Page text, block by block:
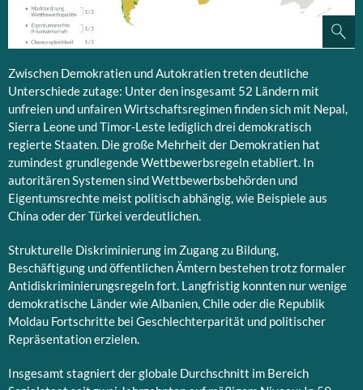
Zwischen Demokratien und Autokratien treten deutliche
Unterschiede zutage: Unter den insgesamt 52 Ländern mit
unfreien und unfairen Wirtschaftsregimen finden sich mit Nepal,
Sierra Leone und Timor-Leste lediglich drei demokratisch
regierte Staaten. Die große Mehrheit der Demokratien hat
zumindest grundlegende Wettbewerbsregeln etabliert. In
autoritären Systemen sind Wettbewerbsbehörden und
Eigentumsrechte meist politisch abhängig, wie Beispiele aus
China oder der Türkei verdeutlichen.
Strukturelle Diskriminierung im Zugang zu Bildung,
Beschäftigung und öffentlichen Ämtern bestehen trotz formaler
Antidiskriminierungsregeln fort. Langfristig konnten nur wenige
demokratische Länder wie Albanien, Chile oder die Republik
Moldau Fortschritte bei Geschlechterparität und politischer
Repräsentation erzielen.
Insgesamt stagniert der globale Durchschnitt im Bereich